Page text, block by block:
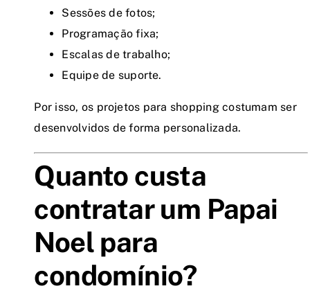
Sessões de fotos;
Programação fixa;
Escalas de trabalho;
Equipe de suporte.
Por isso, os projetos para shopping costumam ser
desenvolvidos de forma personalizada.
Quanto custa
contratar um Papai
Noel para
condomínio?